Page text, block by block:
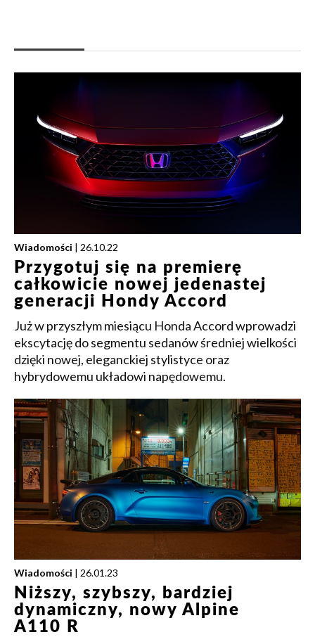
Wiadomości | 26.10.22
Przygotuj się na premierę
całkowicie nowej jedenastej
generacji Hondy Accord
Już w przyszłym miesiącu Honda Accord wprowadzi
ekscytację do segmentu sedanów średniej wielkości
dzięki nowej, eleganckiej stylistyce oraz
hybrydowemu układowi napędowemu.
Wiadomości | 26.01.23
Niższy, szybszy, bardziej
dynamiczny, nowy Alpine
A110 R